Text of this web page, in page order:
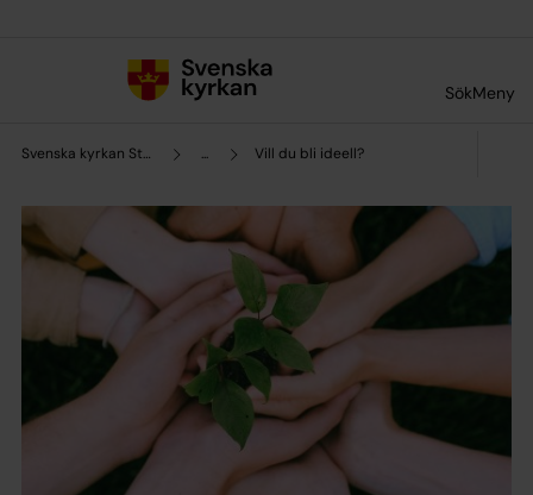
SökMeny
Svenska kyrkan Strömstads pastorat ... Vill du bli ideell?